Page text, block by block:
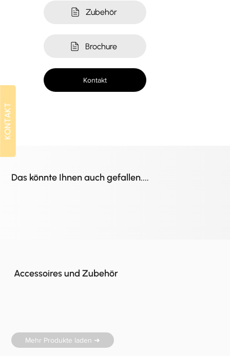
Brochure
Zubehör
Kontakt
Accessoires und Zubehör
Mehr Produkte laden ➜
Das könnte Ihnen auch gefallen....
KONTAKT
KONTAKT